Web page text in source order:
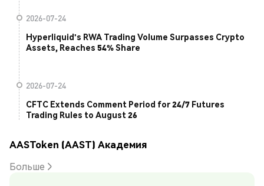
2026-07-24
Hyperliquid's RWA Trading Volume Surpasses Crypto
Assets, Reaches 54% Share
2026-07-24
CFTC Extends Comment Period for 24/7 Futures
Trading Rules to August 26
AASToken (AAST) Академия
Больше